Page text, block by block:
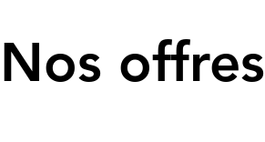
Nos offres